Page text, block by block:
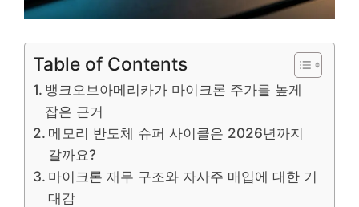
Table of Contents
뱅크오브아메리카가 마이크론 주가를 높게
잡은 근거
메모리 반도체 슈퍼 사이클은 2026년까지
갈까요?
마이크론 재무 구조와 자사주 매입에 대한 기
대감